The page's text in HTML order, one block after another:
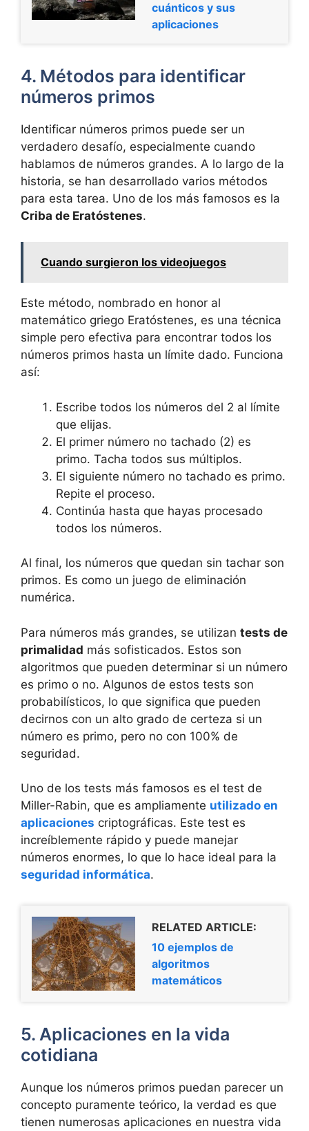
cuánticos y sus
aplicaciones
4. Métodos para identificar
números primos
Identificar números primos puede ser un
verdadero desafío, especialmente cuando
hablamos de números grandes. A lo largo de la
historia, se han desarrollado varios métodos
para esta tarea. Uno de los más famosos es la
Criba de Eratóstenes.
Cuando surgieron los videojuegos
Este método, nombrado en honor al
matemático griego Eratóstenes, es una técnica
simple pero efectiva para encontrar todos los
números primos hasta un límite dado. Funciona
así:
Escribe todos los números del 2 al límite
que elijas.
El primer número no tachado (2) es
primo. Tacha todos sus múltiplos.
El siguiente número no tachado es primo.
Repite el proceso.
Continúa hasta que hayas procesado
todos los números.
Al final, los números que quedan sin tachar son
primos. Es como un juego de eliminación
numérica.
Para números más grandes, se utilizan tests de
primalidad más sofisticados. Estos son
algoritmos que pueden determinar si un número
es primo o no. Algunos de estos tests son
probabilísticos, lo que significa que pueden
decirnos con un alto grado de certeza si un
número es primo, pero no con 100% de
seguridad.
Uno de los tests más famosos es el test de
Miller-Rabin, que es ampliamente utilizado en
aplicaciones criptográficas. Este test es
increíblemente rápido y puede manejar
números enormes, lo que lo hace ideal para la
seguridad informática.
RELATED ARTICLE:
10 ejemplos de
algoritmos
matemáticos
5. Aplicaciones en la vida
cotidiana
Aunque los números primos puedan parecer un
concepto puramente teórico, la verdad es que
tienen numerosas aplicaciones en nuestra vida